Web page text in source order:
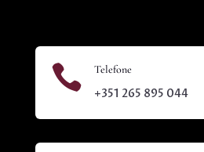
 Telefone
+351 265 895 044